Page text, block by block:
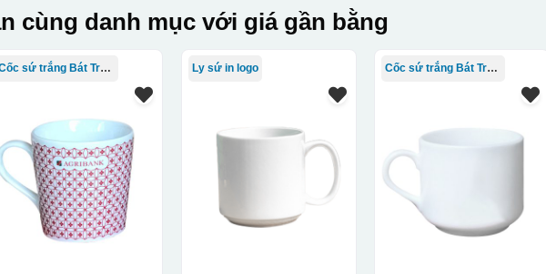
cùng danh mục với giá gần bằng
Cốc sứ trắng Bát Tràng Ly sứ in logo Cốc sứ trắng Bát Tràng